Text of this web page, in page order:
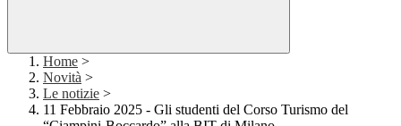
Home >
Novità >
Le notizie >
11 Febbraio 2025 - Gli studenti del Corso Turismo del